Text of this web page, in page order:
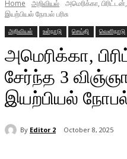
Home அறிவியல் அமெரிக்கா,
இயற்பியல் நோபல் பரிசு
அறிவியல் உள்நாடு செய்தி வெளிநாடு
அமெரிக்கா,
சேர்ந்த 3
இயற்பியல் நோபல்
By Editor 2 October 8, 2025